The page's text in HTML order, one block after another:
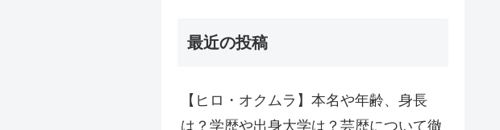
最近の投稿
【ヒロ・オクムラ】本名や年齢、身長
は？学歴や出身大学は？芸歴について徹